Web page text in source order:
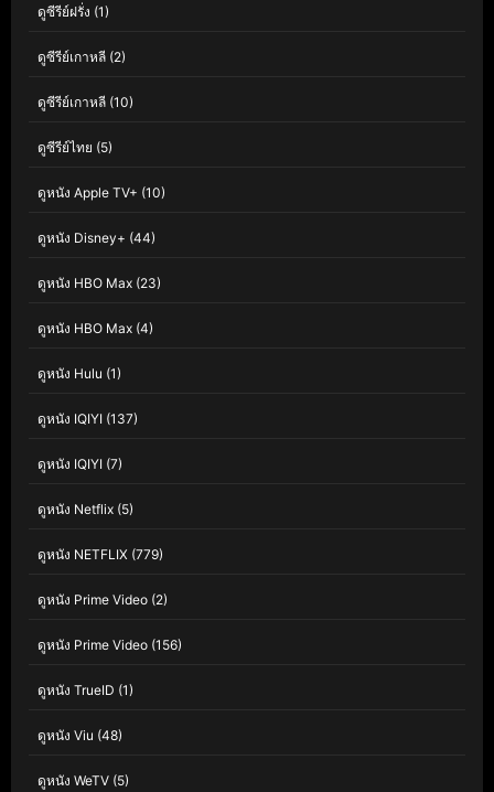
ดูซีรีย์ฝรั่ง (1)
ดูซีรีย์เกาหลี (2)
ดูซีรีย์เกาหลี (10)
ดูซีรีย์ไทย (5)
ดูหนัง Apple TV+ (10)
ดูหนัง Disney+ (44)
ดูหนัง HBO Max (23)
ดูหนัง HBO Max (4)
ดูหนัง Hulu (1)
ดูหนัง IQIYI (137)
ดูหนัง IQIYI (7)
ดูหนัง Netflix (5)
ดูหนัง NETFLIX (779)
ดูหนัง Prime Video (2)
ดูหนัง Prime Video (156)
ดูหนัง TrueID (1)
ดูหนัง Viu (48)
ดูหนัง WeTV (5)